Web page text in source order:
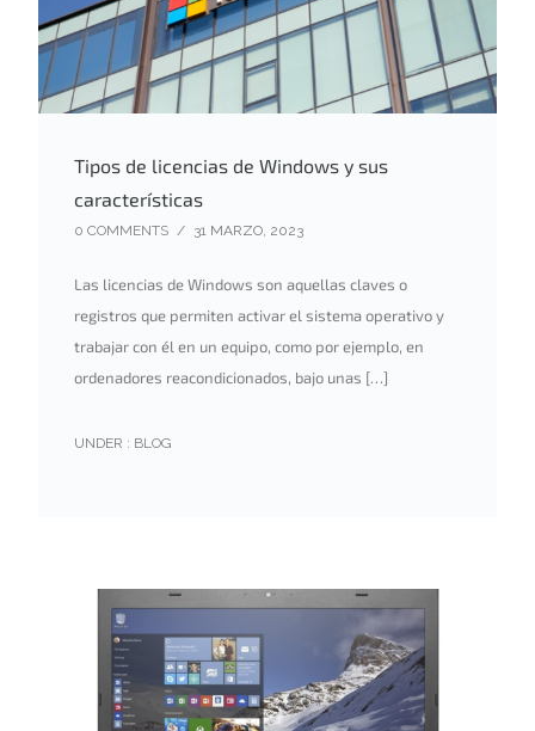
Tipos de licencias de Windows y sus
características
0 COMMENTS / 31 MARZO, 2023
Las licencias de Windows son aquellas claves o
registros que permiten activar el sistema operativo y
trabajar con él en un equipo, como por ejemplo, en
ordenadores reacondicionados, bajo unas […]
UNDER : BLOG